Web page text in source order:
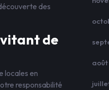
des
de
locales en
responsabilité